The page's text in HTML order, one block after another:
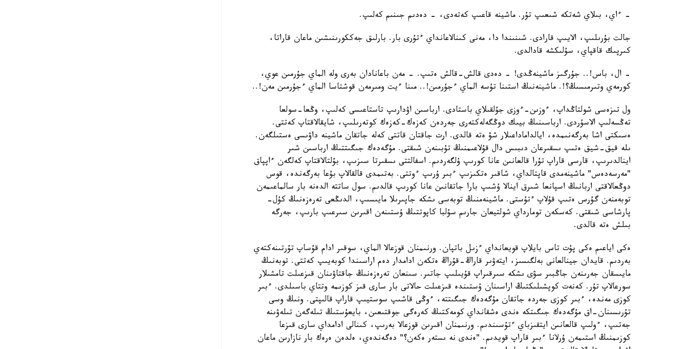
- ءاي، بىلاي شەتكە شىعىپ تۇر. ماشينە قاعىپ كەتەدى، - دەدىم جىنىم كەلىپ.
جالت بۇرىلىپ، الايىپ قارادى. شىنىندا دا، مەنى كىنالاعانداي ءتۇرى بار. بارلىق جەككورىنىشىن ماعان قاراتا،
كىرپىك قاقپاي، سۇلىكشە قادالدى.
- ال، باس!.. جۇرگىز ماشينەڭدى! - دەدى قالش-قالش ەتىپ. - مەن باعانادان بەرى ولە الماي جۇرمىن عوي،
كورمەي وتىرمىسىڭ؟!. ماشينەنىڭ استىنا تۇسە الماي ءجۇرمىن!.. مىنا ءيت ومىرمەن قوشتاسا الماي ءجۇرمىن مەن!..
ول تىزەسى شولتاڭداپ، ءوزىن-ءوزى جۇلقىلاي باستادى. ارباسىن اۋدارىپ تاستاعىسى كەلىپ، وڭعا-سولعا
تەڭسەلىپ الاسۇردى. ارباسىنىڭ بيىك دوڭگەلەكتەرى جەردەن كەزەك-كەزەك كوتەرىلىپ، شايقالاقتاپ كەتتى.
ەسىكتى اشا بەرگەنىمدە، ايالداماداعىلار شۋ ەتە قالدى. ارت جاقتان قاتتى كەلە جاتقان ماشينە داۋىسى ەستىلگەن.
ىلە قيق-شيق ەتىپ ىسقىرعان دىبىس دال قۇلاعىمنىڭ تۇبىنەن شىقتى. مۇگەدەك جىگىتتىڭ ارباسىن شىر
اينالدىرىپ، قارسى قاراپ تۇرا قالعانىن عانا كورىپ ۇلگەردىم. اسفالتتى ىسقىرتا سىزىپ، بۇلتالاقتاپ كەلگەن ءاپپاق
"مەرسەدەس" ماشينەمدى قاپتالداي، شاقىر ەتكىزىپ ءبىر ۇرىپ ءوتتى. بەتىمدى قالقالاپ بۇعا بەرگەندە، قوس
دوڭعالاقتى اربانىڭ اسپانعا شىرق اينالا ۇشىپ بارا جاتقانىن عانا كورىپ قالدىم. سول ساتتە الدەنە بار سالماعىمەن
توبەمنەن گۇرس ەتىپ قۇلاپ ءتۇستى. ماشينەمنىڭ توبەسى ىشكە جاپىرىلا مايىسىپ، الدىڭعى تەرەزەنىڭ كۇل-
پارشاسى شىقتى. كەسكەن تومارداي شولتيعان جارىم سۇلبا كاپوتتىڭ ۇستىنەن اقىرىن سىرعىپ بارىپ، جەرگە
بىلش ەتە قالدى.
ەكى اياعىم ەكى پۇت تاس بايلاپ قويعانداي ءزىل باتپان. ورنىمنان قوزعالا الماي، سوقىر ادام قۇساپ تۇرتىنەكتەي
بەردىم. قايدان جينالعانى بەلگىسىز، ايتەۋىر قاراڭ-قۇراڭ ەتكەن ادامدار دەم اراسىندا كوبەيىپ كەتتى. توبەنىڭ
مايىسقان جەرىنەن جاڭبىر سۋى ىشكە سىرقىراپ قۇيىلىپ جاتىر. سىنعان تەرەزەنىڭ جاقتاۋىنان قىزعىلت تامشىلار
سورعالاپ تۇر. كەنەت كوپشىلىكتىڭ اراسىنان ۇستىندە قىزعىلت حالاتى بار سارى قىز كوزىمە وتتاي باسىلدى. ءبىر
كوزى مەندە، ءبىر كوزى جەردە جاتقان مۇگەدەك جىگىتتە، ءوڭى قاشىپ سوستيىپ قاراپ قالىپتى. ونىڭ وسى
تۇرىسىنان-اق مۇگەدەك جىگىتكە ەندى ەشقانداي كومەكتىڭ كەرەگى جوقتىعىن، بايعۇستىڭ تىلەگەن تىلەۋىنە
جەتىپ، ءولىپ قالعانىن ايتقىزباي ءتۇسىندىم. ورنىمنان اقىرىن قوزعالا بەرىپ، كىنالى ادامداي سارى قىزعا
كوزىمنىڭ استىمەن ۇرلانا ءبىر قاراپ قويدىم. "ەندى نە ىستەر ەكەن؟" دەگەندەي، ەلدەن ەرەك بار نازارىن ماعان